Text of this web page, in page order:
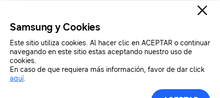
Legales
SAMSUNG.COM
Copyright© SAMSUNG All Rights Reserved.
Samsung y Cookies
Este sitio utiliza cookies. Al hacer clic en ACEPTAR o continuar
navegando en este sitio estas aceptando nuestro uso de
cookies.
En caso de que requiera más información, favor de dar click
aquí.